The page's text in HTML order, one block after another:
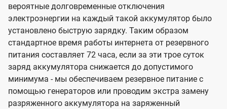
вероятные долговременные отключения
электроэнергии на каждый такой аккумулятор было
установлено быструю зарядку. Таким образом
стандартное время работы интернета от резервного
питания составляет 72 часа, если за эти трое суток
заряд аккумулятора снижается до допустимого
минимума - мы обеспечиваем резервное питание с
помощью генераторов или проводим экстра замену
разряженного аккумулятора на заряженный